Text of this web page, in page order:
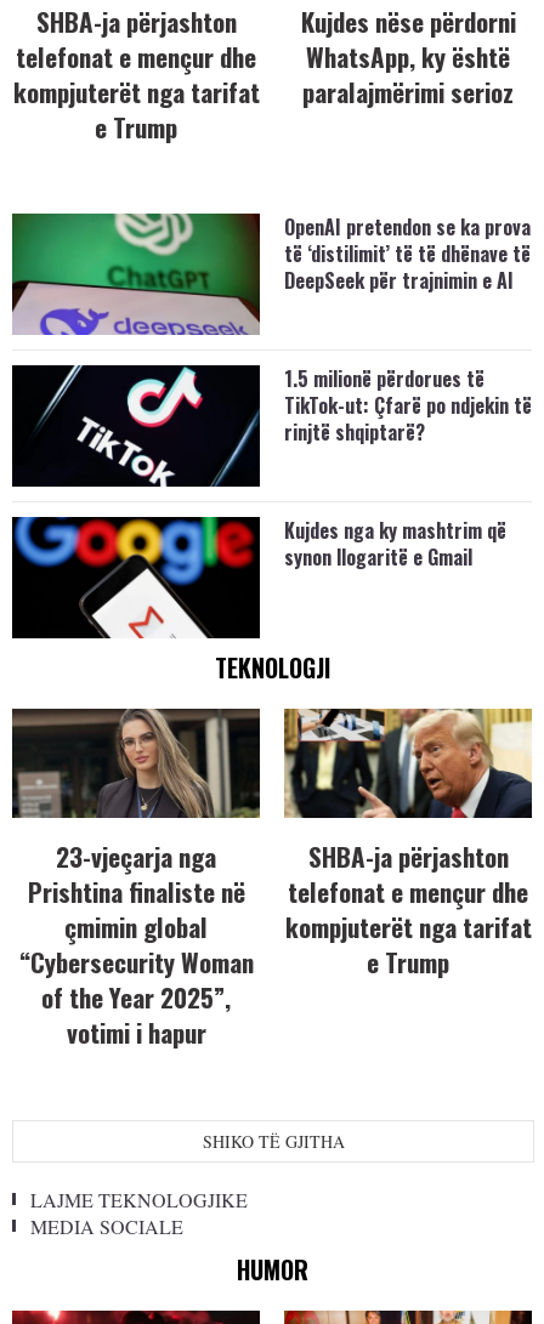
SHBA-ja përjashton
telefonat e mençur dhe
kompjuterët nga tarifat
e Trump
Kujdes nëse përdorni
WhatsApp, ky është
paralajmërimi serioz
OpenAI pretendon se ka prova
të ‘distilimit’ të të dhënave të
DeepSeek për trajnimin e AI
1.5 milionë përdorues të
TikTok-ut: Çfarë po ndjekin të
rinjtë shqiptarë?
Kujdes nga ky mashtrim që
synon llogaritë e Gmail
TEKNOLOGJI
23-vjeçarja nga
Prishtina finaliste në
çmimin global
“Cybersecurity Woman
of the Year 2025”,
votimi i hapur
SHBA-ja përjashton
telefonat e mençur dhe
kompjuterët nga tarifat
e Trump
SHIKO TË GJITHA
LAJME TEKNOLOGJIKE
MEDIA SOCIALE
HUMOR